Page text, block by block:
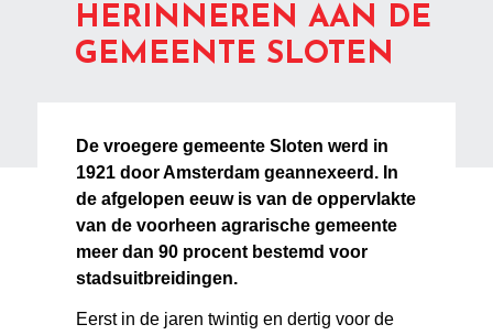
HERINNEREN AAN DE
GEMEENTE SLOTEN
De vroegere gemeente Sloten werd in
1921 door Amsterdam geannexeerd. In
de afgelopen eeuw is van de oppervlakte
van de voorheen agrarische gemeente
meer dan 90 procent bestemd voor
stadsuitbreidingen.
Eerst in de jaren twintig en dertig voor de